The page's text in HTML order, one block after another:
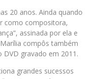
20 anos. Ainda quando
como compositora,
assinada por ela e
compôs também
DVD gravado em 2011.
grandes sucessos